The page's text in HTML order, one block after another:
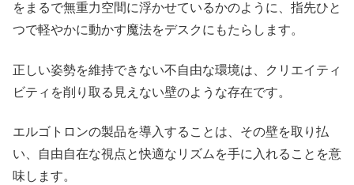
をまるで無重力空間に浮かせているかのように、指先ひと
つで軽やかに動かす魔法をデスクにもたらします。
正しい姿勢を維持できない不自由な環境は、クリエイティ
ビティを削り取る見えない壁のような存在です。
エルゴトロンの製品を導入することは、その壁を取り払
い、自由自在な視点と快適なリズムを手に入れることを意
味します。